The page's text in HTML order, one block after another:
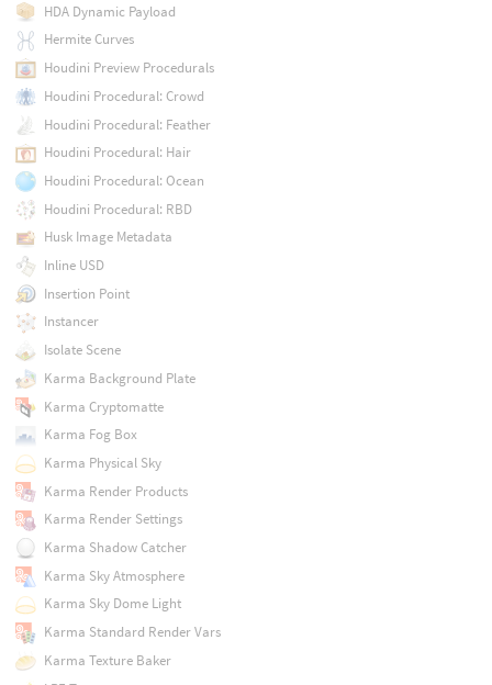
HDA Dynamic Payload
Hermite Curves
Houdini Preview Procedurals
Houdini Procedural: Crowd
Houdini Procedural: Feather
Houdini Procedural: Hair
Houdini Procedural: Ocean
Houdini Procedural: RBD
Husk Image Metadata
Inline USD
Insertion Point
Instancer
Isolate Scene
Karma Background Plate
Karma Cryptomatte
Karma Fog Box
Karma Physical Sky
Karma Render Products
Karma Render Settings
Karma Shadow Catcher
Karma Sky Atmosphere
Karma Sky Dome Light
Karma Standard Render Vars
Karma Texture Baker